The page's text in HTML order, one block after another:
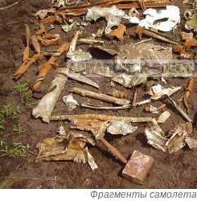
Фрагменты самолета